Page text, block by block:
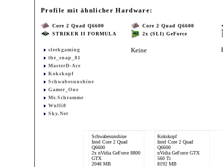
Profile mit ähnlicher Hardware:
Core 2 Quad Q6600
STRIKER II FORMULA
sleekgaming
the_snap_81
MasterD-Ace
Kokskopf
Schwabesunshine
Gamer_One
Mr.Schramme
Wulli8
Sky.Net
Core 2 Quad Q6600
2x (SLI) GeForce
Keine
Schwabesunshine
Intel Core 2 Quad
Q6600
2x nVidia GeForce 8800
GTX
2048 MB
Kokskopf
Intel Core 2 Quad
Q6600
nVidia GeForce GTX
560 Ti
8192 MB